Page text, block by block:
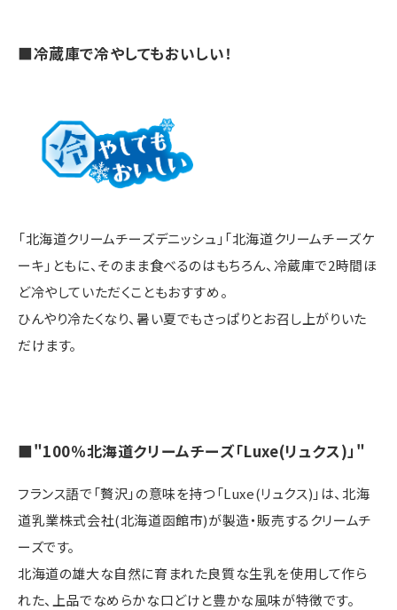
■冷蔵庫で冷やしてもおいしい！
「北海道クリームチーズデニッシュ」「北海道クリームチーズケ
ーキ」ともに、そのまま食べるのはもちろん、冷蔵庫で2時間ほ
ど冷やしていただくこともおすすめ。
ひんやり冷たくなり、暑い夏でもさっぱりとお召し上がりいた
だけます。
■"100％北海道クリームチーズ「Luxe(リュクス)」"
フランス語で「贅沢」の意味を持つ「Luxe(リュクス)」は、北海
道乳業株式会社(北海道函館市)が製造・販売するクリームチ
ーズです。
北海道の雄大な自然に育まれた良質な生乳を使用して作ら
れた、上品でなめらかな口どけと豊かな風味が特徴です。